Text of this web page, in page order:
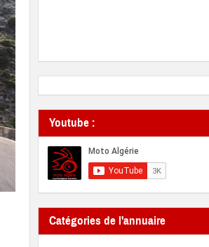
Youtube :
Catégories de l'annuaire